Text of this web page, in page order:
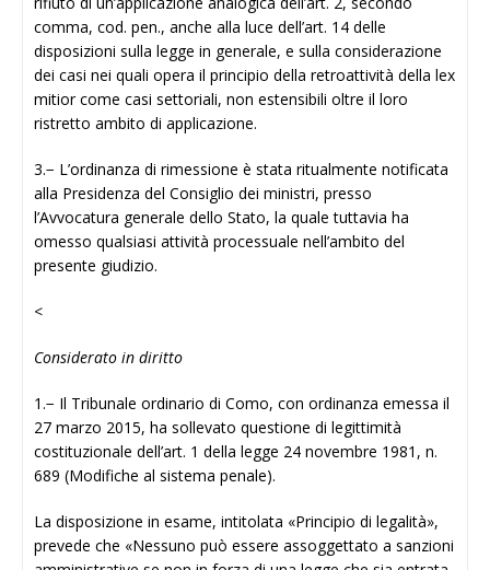
comma, cod. pen., anche alla luce dell’art. 14 delle
disposizioni sulla legge in generale, e sulla considerazione
dei casi nei quali opera il principio della retroattività della lex
mitior come casi settoriali, non estensibili oltre il loro
ristretto ambito di applicazione.
3.− L’ordinanza di rimessione è stata ritualmente notificata
alla Presidenza del Consiglio dei ministri, presso
l’Avvocatura generale dello Stato, la quale tuttavia ha
omesso qualsiasi attività processuale nell’ambito del
presente giudizio.
<
Considerato in diritto
1.− Il Tribunale ordinario di Como, con ordinanza emessa il
27 marzo 2015, ha sollevato questione di legittimità
costituzionale dell’art. 1 della legge 24 novembre 1981, n.
689 (Modifiche al sistema penale).
La disposizione in esame, intitolata «Principio di legalità»,
prevede che «Nessuno può essere assoggettato a sanzioni